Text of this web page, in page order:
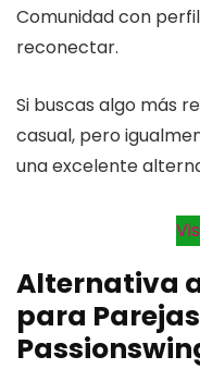
Comunidad con
reconectar.
Si buscas algo más
casual, pero
una excelente
Alternativa
para